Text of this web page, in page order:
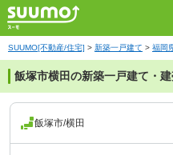
SUUMO[不動産/住宅] > 新築一戸建て > 福岡
飯塚市横田の新築一戸建て・
飯塚市/横田